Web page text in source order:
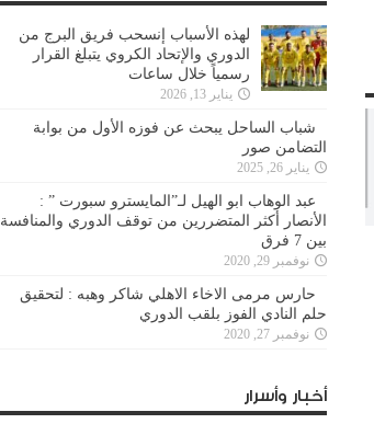
لهذه الأسباب إنسحب فريق البرج من
الدوري والإتحاد الكروي يتبلغ القرار
رسمياً خلال ساعات
يناير 13, 2026
شباب الساحل يبحث عن فوزه الأول من بوابة
التضامن صور
يناير 26, 2025
عبد الوهاب ابو الهيل لـ”المايسترو سبورت ” :
الأنصار أكثر المتضررين من توقف الدوري والمنافسة
بين 7 فرق
نوفمبر 29, 2020
حارس مرمى الاخاء الاهلي شاكر وهبه : لتحقيق
حلم النادي الفوز بلقب الدوري
نوفمبر 27, 2020
أخبار وأسرار